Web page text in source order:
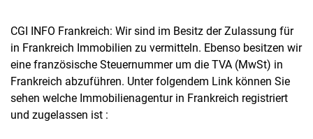
CGI INFO Frankreich: Wir sind im Besitz der Zulassung für
in Frankreich Immobilien zu vermitteln. Ebenso besitzen wir
eine französische Steuernummer um die TVA (MwSt) in
Frankreich abzuführen. Unter folgendem Link können Sie
sehen welche Immobilienagentur in Frankreich registriert
und zugelassen ist :